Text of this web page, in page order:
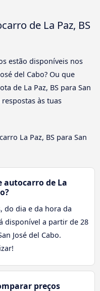
de La Paz, BS
estão disponíveis nos
del Cabo? Ou que
de La Paz, BS para San
respostas às tuas
La Paz, BS para San
autocarro de La
do dia e da hora da
disponível a partir de 28
José del Cabo.
preços